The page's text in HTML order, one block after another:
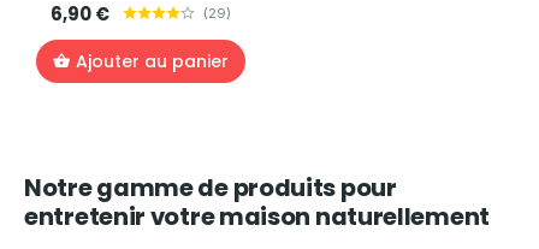
6,90 € (29)
Ajouter au panier
Notre gamme de produits pour
entretenir votre maison naturellement